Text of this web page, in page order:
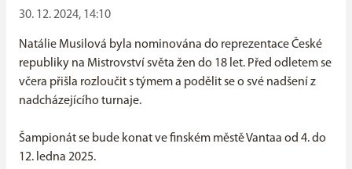
30. 12. 2024, 14:10
Natálie Musilová byla nominována do reprezentace České
republiky na Mistrovství světa žen do 18 let. Před odletem se
včera přišla rozloučit s týmem a podělit se o své nadšení z
nadcházejícího turnaje.
Šampionát se bude konat ve finském městě Vantaa od 4. do
12. ledna 2025.